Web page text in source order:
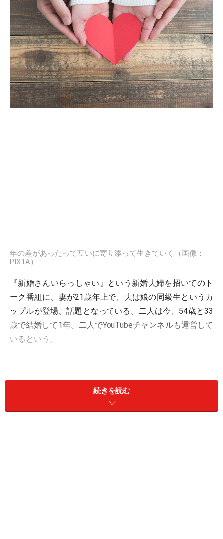
年の差があったって互いに寄り添って生きていく（画像：
PIXTA）
『新婚さんいらっしゃい』という新婚夫婦を招いてのト
ーク番組に、妻が21歳年上で、夫は娘の同級生というカ
ップルが登場、話題となっている。二人は今、54歳と33
歳で結婚して1年。二人でYouTubeチャンネルも運営して
いるという。
くても、うまくいく人はいくしいかない人はいかないも
の。好きなように生きればいいよね」という肯定的なも
のがある一方、「あと10年もしたら介護が始まるんじゃ
続きを読む